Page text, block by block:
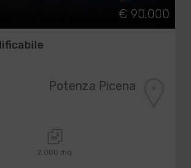
€ 90.000
Potenza Picena
2.000 mq